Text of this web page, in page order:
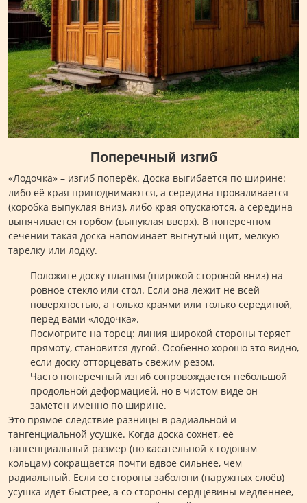
Поперечный изгиб
«Лодочка» – изгиб поперёк. Доска выгибается по ширине:
либо её края приподнимаются, а середина проваливается
(коробка выпуклая вниз), либо края опускаются, а середина
выпячивается горбом (выпуклая вверх). В поперечном
сечении такая доска напоминает выгнутый щит, мелкую
тарелку или лодку.
Положите доску плашмя (широкой стороной вниз) на
ровное стекло или стол. Если она лежит не всей
поверхностью, а только краями или только серединой,
перед вами «лодочка».
Посмотрите на торец: линия широкой стороны теряет
прямоту, становится дугой. Особенно хорошо это видно,
если доску отторцевать свежим резом.
Часто поперечный изгиб сопровождается небольшой
продольной деформацией, но в чистом виде он
заметен именно по ширине.
Это прямое следствие разницы в радиальной и
тангенциальной усушке. Когда доска сохнет, её
тангенциальный размер (по касательной к годовым
кольцам) сокращается почти вдвое сильнее, чем
радиальный. Если со стороны заболони (наружных слоёв)
усушка идёт быстрее, а со стороны сердцевины медленнее,